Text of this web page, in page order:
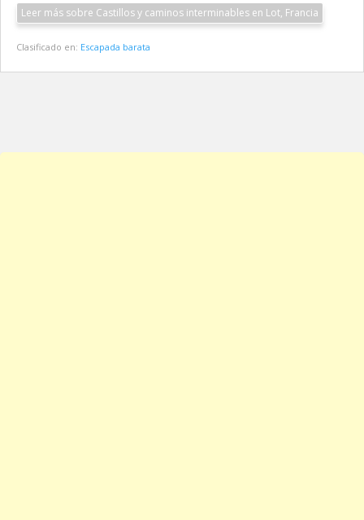
Leer más sobre Castillos y caminos interminables en Lot, Francia
Clasificado en: Escapada barata